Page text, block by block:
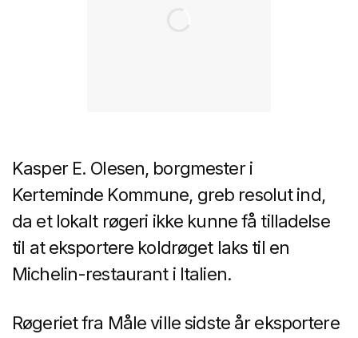
Kasper E. Olesen, borgmester i
Kerteminde Kommune, greb resolut ind,
da et lokalt røgeri ikke kunne få tilladelse
til at eksportere koldrøget laks til en
Michelin-restaurant i Italien.
Røgeriet fra Måle ville sidste år eksportere